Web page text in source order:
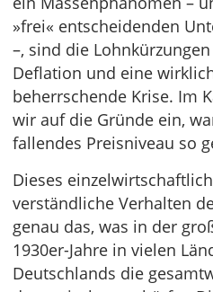
»frei« entscheidenden
–, sind die
Deflation und eine
beherrschende Krise. Im
wir auf die Gründe ein,
fallendes Preisniveau so
Dieses
verständliche Verhalten
genau das, was in der
1930er-Jahre in vielen
Deutschlands die